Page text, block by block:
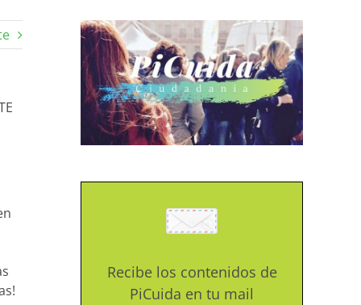
Recibe los contenidos de
PiCuida en tu mail